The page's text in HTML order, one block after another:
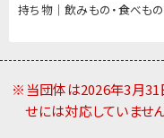
持ち物｜飲みもの・食べもの
※当団体は2026年3月31
せには対応していません